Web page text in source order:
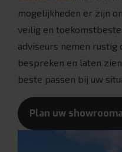
mogelijkheden er zijn
veilig en
adviseurs nemen rustig
bespreken en laten
beste passen bij uw
Plan uw